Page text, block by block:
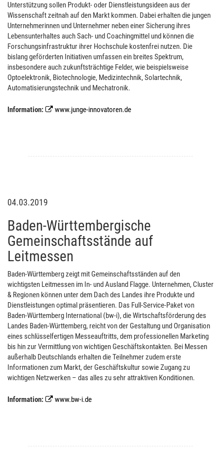
Unterstützung sollen Produkt- oder Dienstleistungsideen aus der
Wissenschaft zeitnah auf den Markt kommen. Dabei erhalten die jungen
Unternehmerinnen und Unternehmer neben einer Sicherung ihres
Lebensunterhaltes auch Sach- und Coachingmittel und können die
Forschungsinfrastruktur ihrer Hochschule kostenfrei nutzen. Die
bislang geförderten Initiativen umfassen ein breites Spektrum,
insbesondere auch zukunftsträchtige Felder, wie beispielsweise
Optoelektronik, Biotechnologie, Medizintechnik, Solartechnik,
Automatisierungstechnik und Mechatronik.
Information: www.junge-innovatoren.de
04.03.2019
Baden-Württembergische
Gemeinschaftsstände auf
Leitmessen
Baden-Württemberg zeigt mit Gemeinschaftsständen auf den
wichtigsten Leitmessen im In- und Ausland Flagge. Unternehmen, Cluster
& Regionen können unter dem Dach des Landes ihre Produkte und
Dienstleistungen optimal präsentieren. Das Full-Service-Paket von
Baden-Württemberg International (bw-i), die Wirtschaftsförderung des
Landes Baden-Württemberg, reicht von der Gestaltung und Organisation
eines schlüsselfertigen Messeauftritts, dem professionellen Marketing
bis hin zur Vermittlung von wichtigen Geschäftskontakten. Bei Messen
außerhalb Deutschlands erhalten die Teilnehmer zudem erste
Informationen zum Markt, der Geschäftskultur sowie Zugang zu
wichtigen Netzwerken – das alles zu sehr attraktiven Konditionen.
Information: www.bw-i.de